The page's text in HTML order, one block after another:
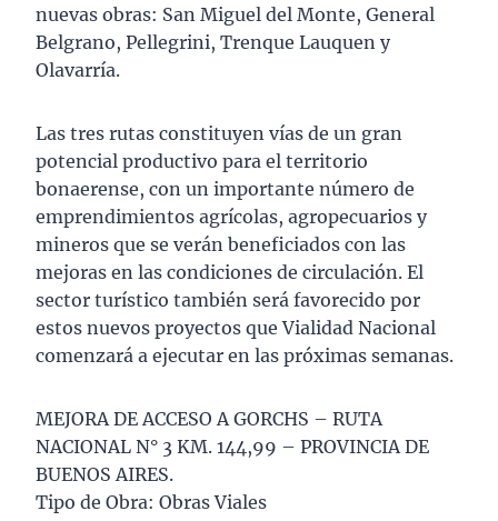
nuevas obras: San Miguel del Monte, General
Belgrano, Pellegrini, Trenque Lauquen y
Olavarría.
Las tres rutas constituyen vías de un gran
potencial productivo para el territorio
bonaerense, con un importante número de
emprendimientos agrícolas, agropecuarios y
mineros que se verán beneficiados con las
mejoras en las condiciones de circulación. El
sector turístico también será favorecido por
estos nuevos proyectos que Vialidad Nacional
comenzará a ejecutar en las próximas semanas.
MEJORA DE ACCESO A GORCHS – RUTA
NACIONAL N° 3 KM. 144,99 – PROVINCIA DE
BUENOS AIRES.
Tipo de Obra: Obras Viales